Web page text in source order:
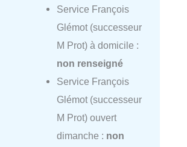
Service François
Glémot (successeur
M Prot) à domicile :
non renseigné
Service François
Glémot (successeur
M Prot) ouvert
dimanche : non